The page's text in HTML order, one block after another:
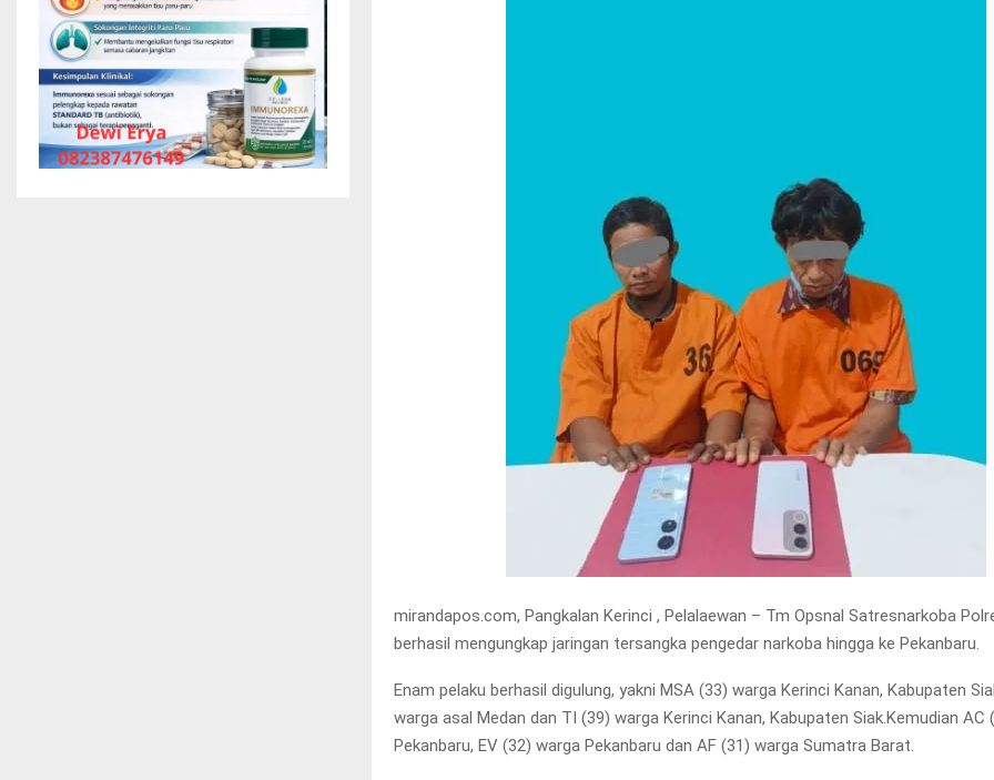
mirandapos.com, Pangkalan Kerinci , Pelalaewan – Tm Opsnal Satresnarkoba
berhasil mengungkap jaringan tersangka pengedar narkoba hingga ke Pekanbaru.
Enam pelaku berhasil digulung, yakni MSA (33) warga Kerinci Kanan, Kabupaten
warga asal Medan dan TI (39) warga Kerinci Kanan, Kabupaten Siak.Kemudian AC
Pekanbaru, EV (32) warga Pekanbaru dan AF (31) warga Sumatra Barat.